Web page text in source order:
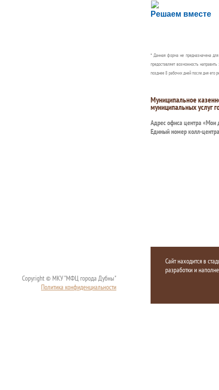
Решаем вместе
Сложности с
Сообщите об этом
* Данная форма не предназначена
предоставляет возможность
позднее 8 рабочих дней после дня его
Муниципальное
муниципальных услуг
Адрес офиса центра «Мои
Единый номер колл-
Copyright © МКУ "МФЦ города Дубны"
Политика конфиденциальности
Сайт находится в
разработки и